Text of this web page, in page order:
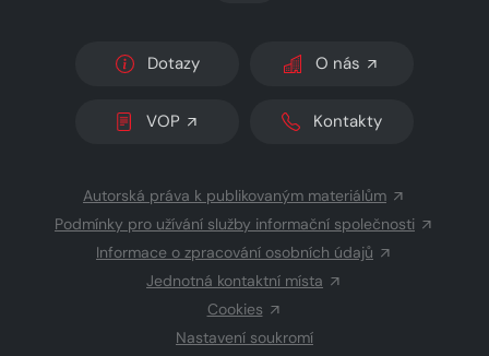
Dotazy O nás
VOP Kontakty
Autorská práva k publikovaným materiálům
Podmínky pro užívání služby informační společnosti
Informace o zpracování osobních údajů
Jednotná kontaktní místa
Cookies
Nastavení soukromí